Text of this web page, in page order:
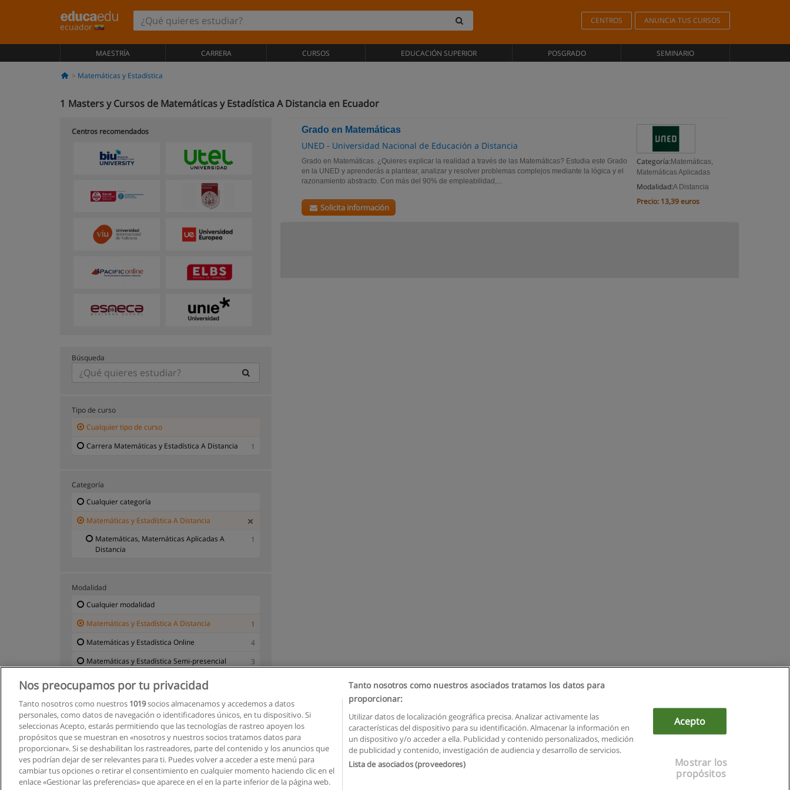
ecuador
CENTROS ANUNCIA TUS CURSOS
MAESTRÍA CARRERA CURSOS EDUCACIÓN SUPERIOR POSGRADO SEMINARIO
Matemáticas y Estadística
1 Masters y Cursos de Matemáticas y Estadística A Distancia en Ecuador
Grado en Matemáticas
UNED - Universidad Nacional de Educación a Distancia
Categoría: Matemáticas,
Matemáticas Aplicadas
Modalidad:A Distancia
Precio: 13,39 euros
Grado en Matemáticas. ¿Quieres explicar la realidad a través de las Matemáticas? Estudia este Grado
en la UNED y aprenderás a plantear, analizar y resolver problemas complejos mediante la lógica y el
razonamiento abstracto. Con más del 90% de empleabilidad,...
Solicita información
Centros recomendados
Búsqueda
Tipo de curso
Cualquier tipo de curso
Carrera Matemáticas y Estadística A Distancia
1
Categoría
Cualquier categoría
Matemáticas y Estadística A Distancia
Matemáticas, Matemáticas Aplicadas A
Distancia
1
Modalidad
Cualquier modalidad
Matemáticas y Estadística A Distancia
1
Matemáticas y Estadística Online
4
Matemáticas y Estadística Semi-presencial
3
Reglas de uso Privacidad de datos Contactar con Educaedu
Copyright © Educaedu Business S.L. - CIF : B-95610580: - www.educaedu.com.ec
Nos preocupamos por tu privacidad
Tanto nosotros como nuestros 1019socios almacenamos y accedemos a datos
personales, como datos de navegación o identificadores únicos, en tu dispositivo. Si
seleccionas Acepto, estarás permitiendo que las tecnologías de rastreo apoyen los
propósitos que se muestran en «nosotros y nuestros socios tratamos datos para
proporcionar». Si se deshabilitan los rastreadores, parte del contenido y los anuncios que
ves podrían dejar de ser relevantes para ti. Puedes volver a acceder a este menú para
cambiar tus opciones o retirar el consentimiento en cualquier momento haciendo clic en el
enlace «Gestionar las preferencias» que aparece en el en la parte inferior de la página web.
Tanto nosotros como nuestros asociados tratamos los datos para
proporcionar:
Utilizar datos de localización geográfica precisa. Analizar activamente las
características del dispositivo para su identificación. Almacenar la información en
un dispositivo y/o acceder a ella. Publicidad y contenido personalizados, medición
de publicidad y contenido, investigación de audiencia y desarrollo de servicios.
Lista de asociados (proveedores)
Acepto
Mostrar los
propósitos